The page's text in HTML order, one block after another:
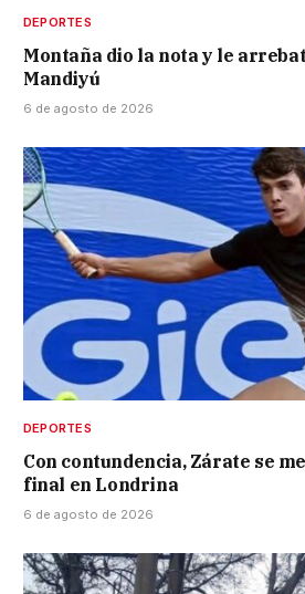
DEPORTES
Montaña dio la nota y le
Mandiyú
6 de agosto de 2026
DEPORTES
Con contundencia, Zárate se
final en Londrina
6 de agosto de 2026